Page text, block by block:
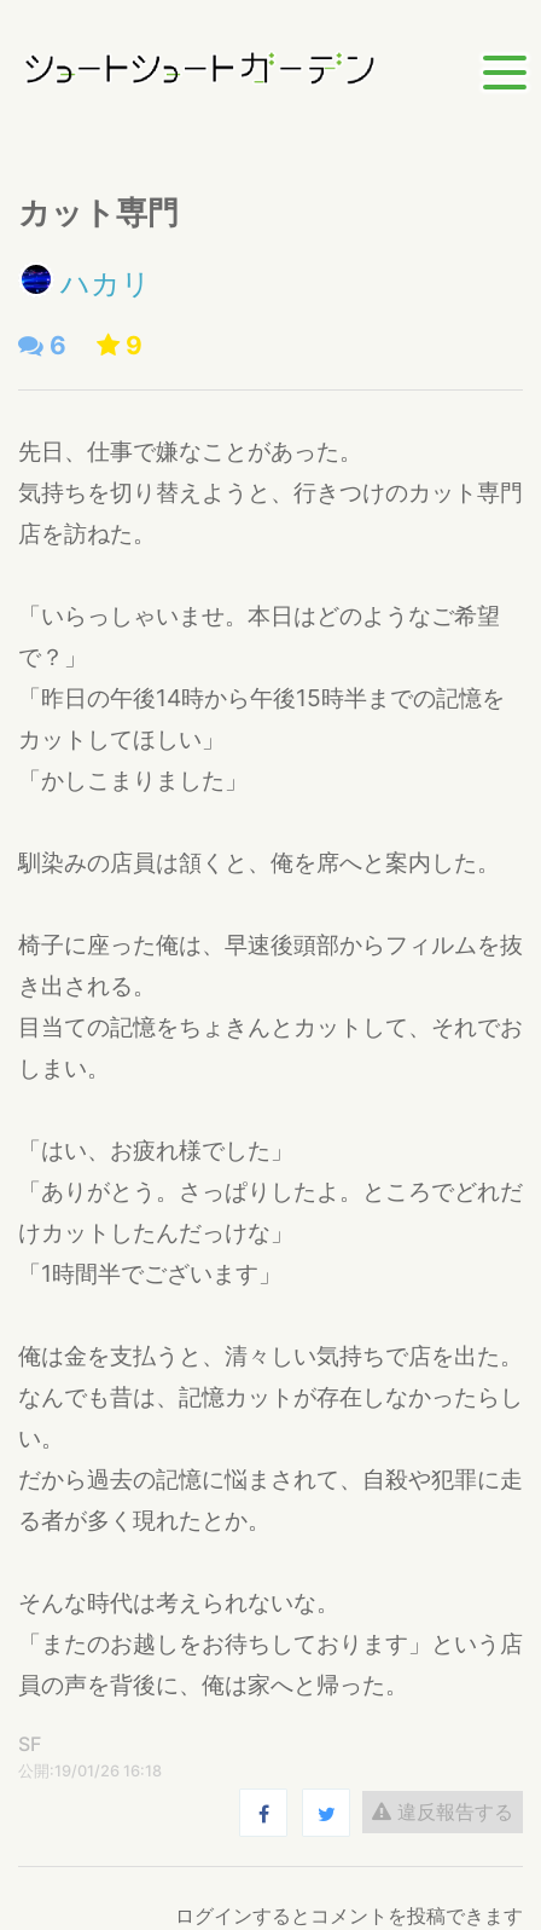
カット専門
ハカリ
6 9
先日、仕事で嫌なことがあった。
気持ちを切り替えようと、行きつけのカット専門
店を訪ねた。
「いらっしゃいませ。本日はどのようなご希望
で？」
「昨日の午後14時から午後15時半までの記憶を
カットしてほしい」
「かしこまりました」
馴染みの店員は頷くと、俺を席へと案内した。
椅子に座った俺は、早速後頭部からフィルムを抜
き出される。
目当ての記憶をちょきんとカットして、それでお
しまい。
「はい、お疲れ様でした」
「ありがとう。さっぱりしたよ。ところでどれだ
けカットしたんだっけな」
「1時間半でございます」
俺は金を支払うと、清々しい気持ちで店を出た。
なんでも昔は、記憶カットが存在しなかったらし
い。
だから過去の記憶に悩まされて、自殺や犯罪に走
る者が多く現れたとか。
そんな時代は考えられないな。
「またのお越しをお待ちしております」という店
員の声を背後に、俺は家へと帰った。
SF
公開:19/01/26 16:18
違反報告する
ログインするとコメントを投稿できます